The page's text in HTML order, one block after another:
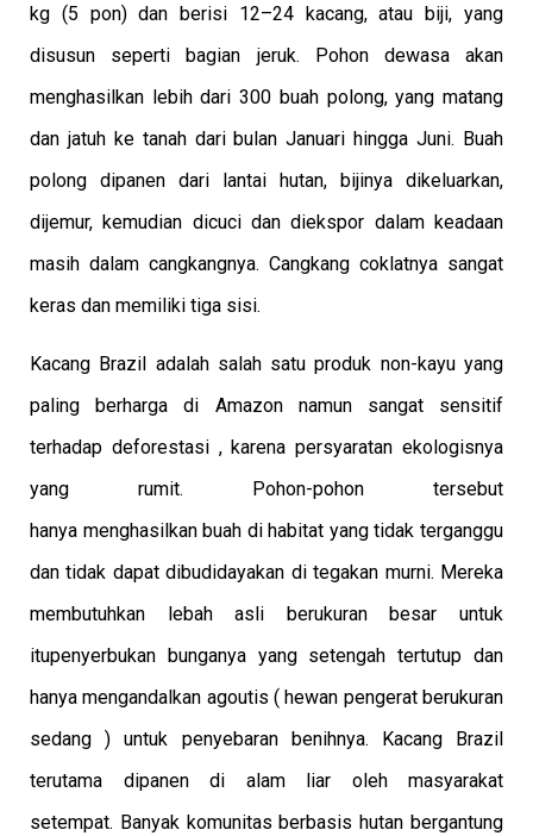
kg (5 pon) dan berisi 12–24 kacang, atau biji, yang
disusun seperti bagian jeruk. Pohon dewasa akan
menghasilkan lebih dari 300 buah polong, yang matang
dan jatuh ke tanah dari bulan Januari hingga Juni. Buah
polong dipanen dari lantai hutan, bijinya dikeluarkan,
dijemur, kemudian dicuci dan diekspor dalam keadaan
masih dalam cangkangnya. Cangkang coklatnya sangat
keras dan memiliki tiga sisi.
Kacang Brazil adalah salah satu produk non-kayu yang
paling berharga di Amazon namun sangat sensitif
terhadap deforestasi , karena persyaratan ekologisnya
yang rumit. Pohon-pohon tersebut
hanya menghasilkan buah di habitat yang tidak terganggu
dan tidak dapat dibudidayakan di tegakan murni. Mereka
membutuhkan lebah asli berukuran besar untuk
itupenyerbukan bunganya yang setengah tertutup dan
hanya mengandalkan agoutis ( hewan pengerat berukuran
sedang ) untuk penyebaran benihnya. Kacang Brazil
terutama dipanen di alam liar oleh masyarakat
setempat. Banyak komunitas berbasis hutan bergantung